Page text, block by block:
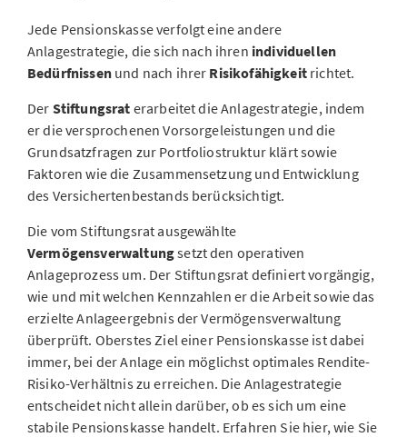
Jede Pensionskasse verfolgt eine andere
Anlagestrategie, die sich nach ihren individuellen
Bedürfnissenund nach ihrer Risikofähigkeitrichtet.
Der Stiftungsrat erarbeitet die Anlagestrategie, indem
er die versprochenen Vorsorgeleistungen und die
Grundsatzfragen zur Portfoliostruktur klärt sowie
Faktoren wie die Zusammensetzung und Entwicklung
des Versichertenbestands berücksichtigt.
Die vom Stiftungsrat ausgewählte
Vermögensverwaltungsetzt den operativen
Anlageprozess um. Der Stiftungsrat definiert vorgängig,
wie und mit welchen Kennzahlen er die Arbeit sowie das
erzielte Anlageergebnis der Vermögensverwaltung
überprüft. Oberstes Ziel einer Pensionskasse ist dabei
immer, bei der Anlage ein möglichst optimales Rendite-
Risiko-Verhältnis zu erreichen. Die Anlagestrategie
entscheidet nicht allein darüber, ob es sich um eine
stabile Pensionskasse handelt. Erfahren Sie hier, wie Sie